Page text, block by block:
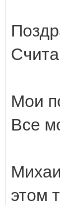
Мои
Все
этом